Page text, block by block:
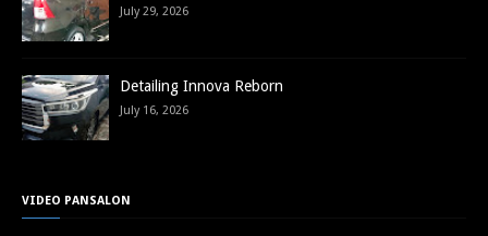
July 29, 2026
Detailing Innova Reborn
July 16, 2026
VIDEO PANSALON